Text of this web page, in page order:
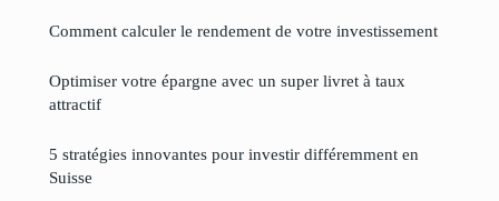
Comment calculer le rendement de votre investissement
Optimiser votre épargne avec un super livret à taux
attractif
5 stratégies innovantes pour investir différemment en
Suisse